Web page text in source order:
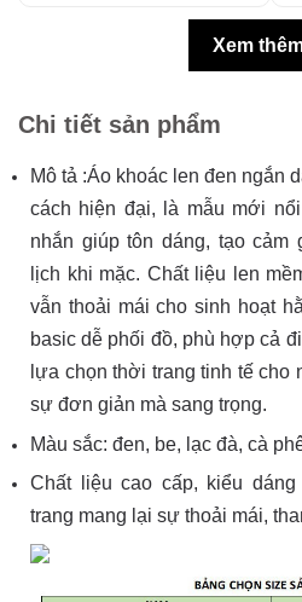
Xem
Chi tiết sản phẩm
Mô tả :Áo khoác len đen ngắn
cách hiện đại, là mẫu mới
nhắn giúp tôn dáng, tạo cảm
lịch khi mặc. Chất liệu len
vẫn thoải mái cho sinh hoạt
basic dễ phối đồ, phù hợp cả
lựa chọn thời trang tinh tế cho
sự đơn giản mà sang trọng.
Màu sắc: đen, be, lạc đà, cà
Chất liệu cao cấp, kiểu
trang mang lại sự thoải mái,